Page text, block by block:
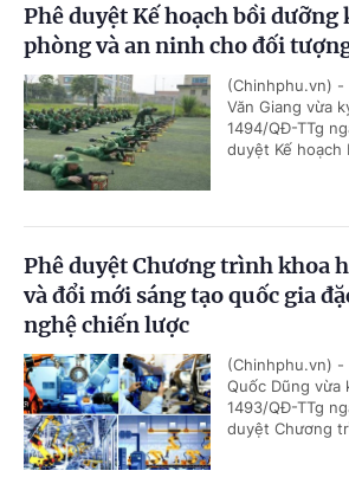
Phê duyệt Kế hoạch bồi
phòng và an ninh cho đối
(Chinhphu.vn) -
Văn Giang vừa
1494/QĐ-TTg
duyệt Kế hoạch
Phê duyệt Chương trình khoa
và đổi mới sáng tạo quốc gia
nghệ chiến lược
(Chinhphu.vn)
Quốc Dũng vừa
1493/QĐ-TTg
duyệt Chương